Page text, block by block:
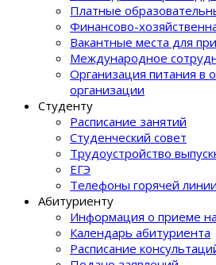
Платные
Финансово-
Вакантные места для
Международное
Организация питания в
организации
Студенту
Расписание занятий
Студенческий совет
Трудоустройство
ЕГЭ
Телефоны горячей
Абитуриенту
Информация о приеме
Календарь абитуриента
Расписание